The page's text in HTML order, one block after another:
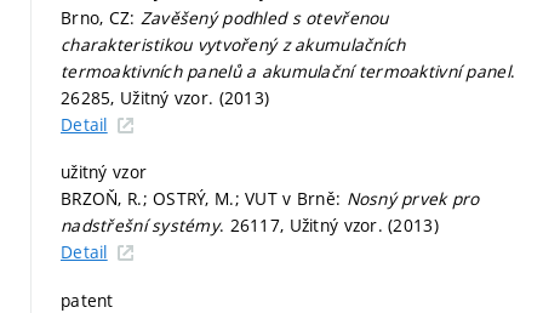
Brno, CZ: Zavěšený podhled s otevřenou
charakteristikou vytvořený z akumulačních
termoaktivních panelů a akumulační termoaktivní panel.
26285, Užitný vzor. (2013)
Detail
užitný vzor
BRZOŇ, R.; OSTRÝ, M.; VUT v Brně: Nosný prvek pro
nadstřešní systémy. 26117, Užitný vzor. (2013)
Detail
patent